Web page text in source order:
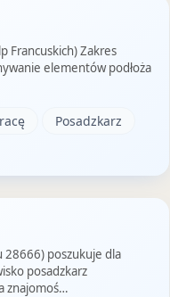
Francuskich) Zakres
elementów podłoża
Posadzkarz
28666) poszukuje dla
posadzkarz
znajomoś…